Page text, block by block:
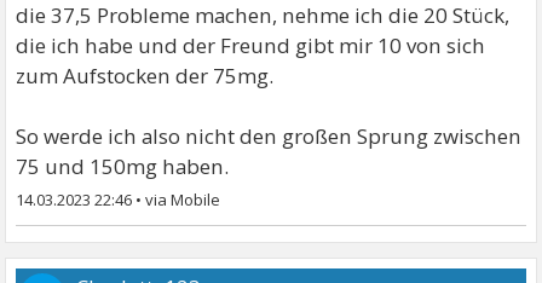
die 37,5 Probleme machen, nehme ich die 20 Stück,
die ich habe und der Freund gibt mir 10 von sich
zum Aufstocken der 75mg.
So werde ich also nicht den großen Sprung zwischen
75 und 150mg haben.
14.03.2023 22:46 •